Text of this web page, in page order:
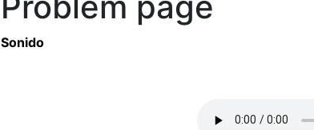
Sonido